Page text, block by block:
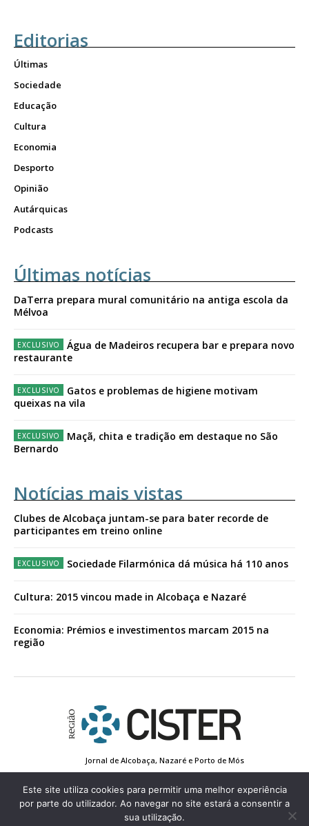
Editorias
Últimas
Sociedade
Educação
Cultura
Economia
Desporto
Opinião
Autárquicas
Podcasts
Últimas notícias
DaTerra prepara mural comunitário na antiga escola da
Mélvoa
Água de Madeiros recupera bar e prepara novo
restaurante
Gatos e problemas de higiene motivam
queixas na vila
Maçã, chita e tradição em destaque no São
Bernardo
Notícias mais vistas
Clubes de Alcobaça juntam-se para bater recorde de
participantes em treino online
Sociedade Filarmónica dá música há 110 anos
Cultura: 2015 vincou made in Alcobaça e Nazaré
Economia: Prémios e investimentos marcam 2015 na
região
Jornal de Alcobaça, Nazaré e Porto de Mós
Estatuto Editorial
Contactos
Política de Privacidade
Conta de Registo
Edição Impressa
Este site utiliza cookies para permitir uma melhor experiência
por parte do utilizador. Ao navegar no site estará a consentir a
sua utilização.